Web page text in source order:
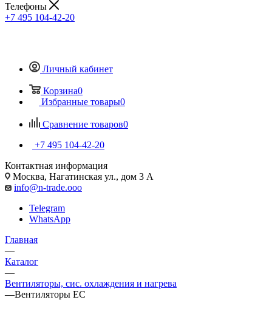
Телефоны
+7 495 104-42-20
Личный кабинет
Корзина0
Избранные товары0
Сравнение товаров0
+7 495 104-42-20
Контактная информация
Москва, Нагатинская ул., дом 3 А
info@n-trade.ooo
Telegram
WhatsApp
Главная
—
Каталог
—
Вентиляторы, сис. охлаждения и нагрева
—Вентиляторы EC